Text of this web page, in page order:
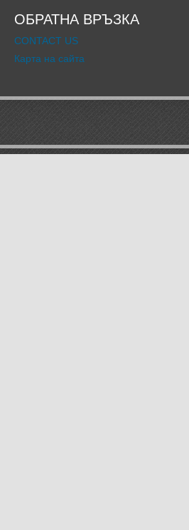
ОБРАТНА ВРЪЗКА
CONTACT US
Карта на сайта